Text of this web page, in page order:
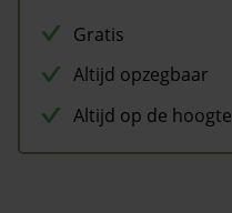
Gratis
Altijd opzegbaar
Altijd op de hoogte